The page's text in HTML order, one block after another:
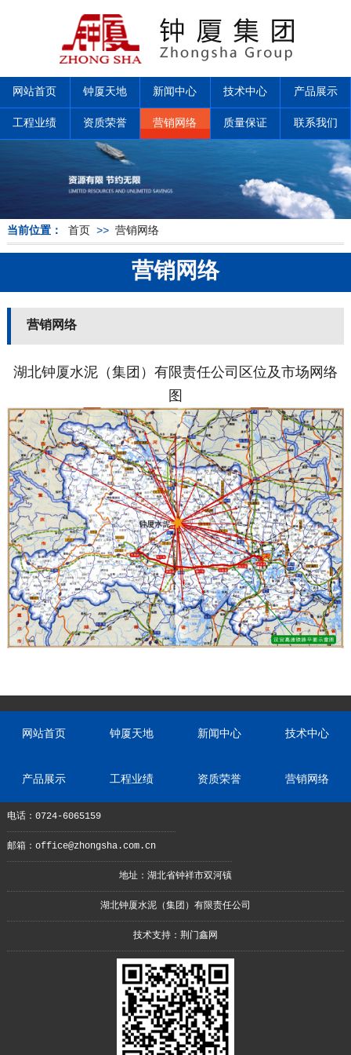
网站首页 钟厦天地 新闻中心 技术中心 产品展示
工程业绩 资质荣誉 营销网络 质量保证 联系我们
当前位置： 首页 >> 营销网络
营销网络
营销网络
湖北钟厦水泥（集团）有限责任公司 区位及市场网络
图
网站首页 钟厦天地 新闻中心 技术中心
产品展示 工程业绩 资质荣誉 营销网络
电话：0724-6065159
邮箱：office@zhongsha.com.cn
地址：湖北省钟祥市双河镇
湖北钟厦水泥（集团）有限责任公司
技术支持： 荆门鑫网